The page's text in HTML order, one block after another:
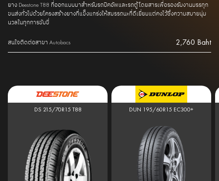
ยาง Deestone T88 ที่ออกแบบมาสำหรับรถปิคอัพและรถตู้โดยสารเพื่อรองรับงานบรรทุก
ขนส่งทั่วไปด้วยโครงสร้างยางที่แข็งแกร่งให้สมรรถนะที่ดีเยี่ยมแต่คงไว้ซึ่งความสบายนุ่ม
นวลในทุกการขับขี่
สนใจติดต่อสาขา Autobacs 2,760 Baht
DS 215/70R15 T88 DUN 195/60R15 EC300+